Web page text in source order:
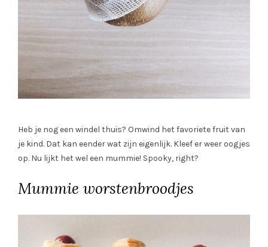
Heb je nog een windel thuis? Omwind het favoriete fruit van
je kind. Dat kan eender wat zijn eigenlijk. Kleef er weer oogjes
op. Nu lijkt het wel een mummie! Spooky, right?
Mummie worstenbroodjes